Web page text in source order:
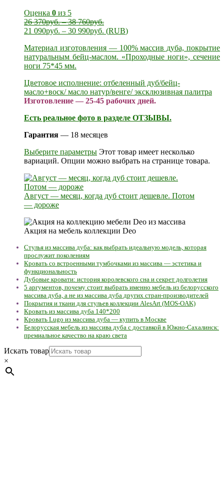
Оценка 0 из 5
26 370руб.–38 760руб.
21 090руб. – 30 990руб. (RUB)
Материал изготовления — 100% массив дуба, покрытие
натуральным бейц-маслом. «Проходные ноги», сечение
ноги 75*45 мм.
Цветовое исполнение: отбеленный дуб/бейц-
масло+воск/ масло натур/венге/ эксклюзивная палитра
Изготовление — 25-45 рабочих дней.
Есть реальное фото в разделе ОТЗЫВЫ.
Гарантия — 18 месяцев
Выберите параметры Этот товар имеет несколько
вариаций. Опции можно выбрать на странице товара.
Август — месяц, когда дуб стоит дешевле. Потом
— дороже
Акция на мебель коллекции Deo
Стулья из массива дуба: как выбрать идеальную модель, которая
прослужит поколениям
Кровать со встроенными тумбочками из массива — эстетика и
функциональность
Дубовые кровати: история королевского сна и секрет долголетия
5 аргументов, почему стоит выбрать именно мебель из белорусского
массива дуба, а не из массива дуба других стран-производителей
Покрытия и ткани для стульев коллекции AlesArt (MOS-OAK)
Кровать из массива дуба 140*200
Кровать Lugo из массива дуба — купить в Москве
Белорусская мебель из массива дуба с доставкой в Южно-Сахалинск:
премиальное качество на краю света
Искать товар
×